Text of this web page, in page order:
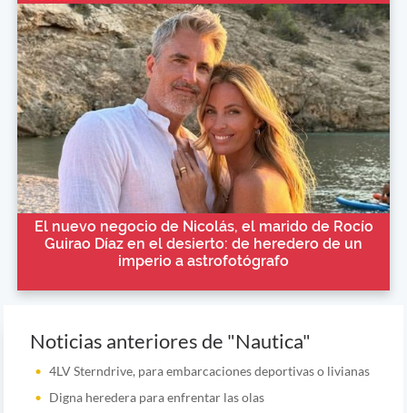
El nuevo negocio de Nicolás, el marido de Rocío
Guirao Díaz en el desierto: de heredero de un
imperio a astrofotógrafo
Noticias anteriores de "Nautica"
4LV Sterndrive, para embarcaciones deportivas o livianas
Digna heredera para enfrentar las olas